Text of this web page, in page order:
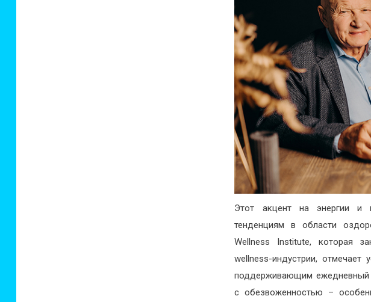
Этот акцент на энергии и
тенденциям в области
Wellness Institute, которая
wellness-индустрии, отмечает
поддерживающим ежедневный
с обезвоженностью –